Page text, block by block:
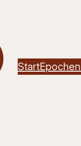
StartEpochen